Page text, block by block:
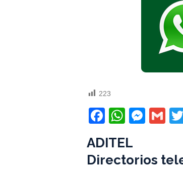
223
Facebook
ADITEL
Directorios